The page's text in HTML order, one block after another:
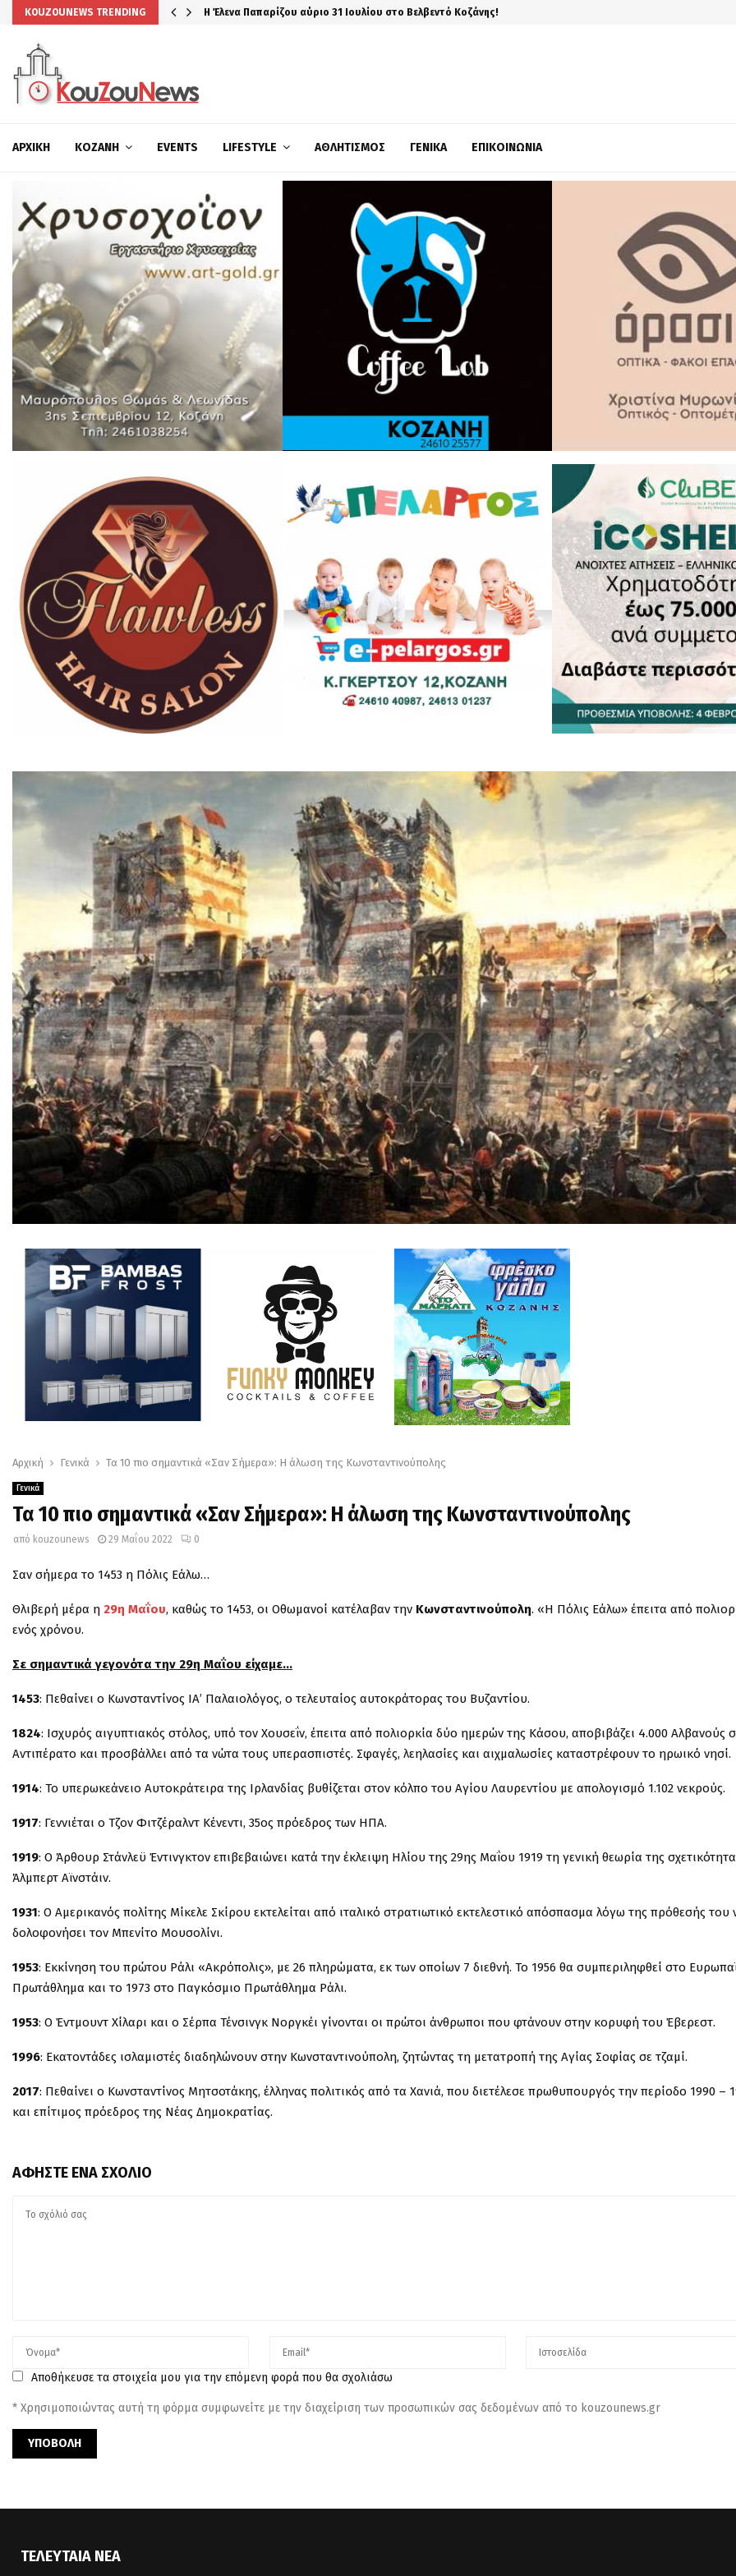
KOUZOUNEWS TRENDING Η Έλενα Παπαρίζου αύριο 31 Ιουλίου στο Βελβεντό Κοζάνης!
ΑΡΧΙΚΉ ΚΟΖΆΝΗ EVENTS LIFESTYLE ΑΘΛΗΤΙΣΜΌΣ ΓΕΝΙΚΆ ΕΠΙΚΟΙΝΩΝΊΑ
Αρχική Γενικά Τα 10 πιο σημαντικά «Σαν Σήμερα»: Η άλωση της Κωνσταντινούπολης
Γενικά
Τα 10 πιο σημαντικά «Σαν Σήμερα»: Η άλωση της Κωνσταντινούπολης
από kouzounews 29 Μαΐου 2022 0
Σαν σήμερα το 1453 η Πόλις Εάλω…
Θλιβερή μέρα η 29η Μαΐου, καθώς το 1453, οι Oθωμανοί κατέλαβαν την Κωνσταντινούπολη. «Η Πόλις Εάλω» έπειτα από
ενός χρόνου.
Σε σημαντικά γεγονότα την 29η Μαΐου είχαμε…
1453: Πεθαίνει ο Κωνσταντίνος ΙΑ’ Παλαιολόγος, ο τελευταίος αυτοκράτορας του Βυζαντίου.
1824: Ισχυρός αιγυπτιακός στόλος, υπό τον Χουσεΐν, έπειτα από πολιορκία δύο ημερών της Κάσου, αποβιβάζει 4.000 Αλβανούς
Αντιπέρατο και προσβάλλει από τα νώτα τους υπερασπιστές. Σφαγές, λεηλασίες και αιχμαλωσίες καταστρέφουν το ηρωικό νησί.
1914: Το υπερωκεάνειο Αυτοκράτειρα της Ιρλανδίας βυθίζεται στον κόλπο του Αγίου Λαυρεντίου με απολογισμό 1.102 νεκρούς.
1917: Γεννιέται ο Τζον Φιτζέραλντ Κένεντι, 35ος πρόεδρος των ΗΠΑ.
1919: Ο Άρθουρ Στάνλεϋ Έντινγκτον επιβεβαιώνει κατά την έκλειψη Ηλίου της 29ης Μαΐου 1919 τη γενική θεωρία της
Άλμπερτ Αϊνστάιν.
1931: Ο Αμερικανός πολίτης Μίκελε Σκίρου εκτελείται από ιταλικό στρατιωτικό εκτελεστικό απόσπασμα λόγω της πρόθεσής του
δολοφονήσει τον Μπενίτο Μουσολίνι.
1953: Εκκίνηση του πρώτου Ράλι «Ακρόπολις», με 26 πληρώματα, εκ των οποίων 7 διεθνή. Το 1956 θα συμπεριληφθεί στο
Πρωτάθλημα και το 1973 στο Παγκόσμιο Πρωτάθλημα Ράλι.
1953: Ο Έντμουντ Χίλαρι και ο Σέρπα Τένσινγκ Νοργκέι γίνονται οι πρώτοι άνθρωποι που φτάνουν στην κορυφή του Έβερεστ.
1996: Εκατοντάδες ισλαμιστές διαδηλώνουν στην Κωνσταντινούπολη, ζητώντας τη μετατροπή της Αγίας Σοφίας σε τζαμί.
2017: Πεθαίνει ο Κωνσταντίνος Μητσοτάκης, έλληνας πολιτικός από τα Χανιά, που διετέλεσε πρωθυπουργός την περίοδο 1990 –
και επίτιμος πρόεδρος της Νέας Δημοκρατίας.
ΑΦΉΣΤΕ ΈΝΑ ΣΧΌΛΙΟ
Αποθήκευσε τα στοιχεία μου για την επόμενη φορά που θα σχολιάσω
* Χρησιμοποιώντας αυτή τη φόρμα συμφωνείτε με την διαχείριση των προσωπικών σας δεδομένων από το kouzounews.gr
ΤΕΛΕΥΤΑΊΑ ΝΈΑ